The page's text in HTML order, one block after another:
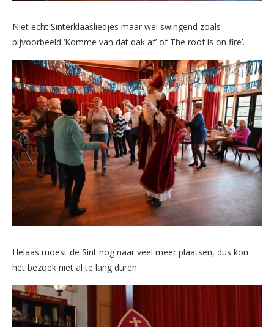
Niet echt Sinterklaasliedjes maar wel swingend zoals
bijvoorbeeld ‘Komme van dat dak af’ of The roof is on fire’.
Helaas moest de Sint nog naar veel meer plaatsen, dus kon
het bezoek niet al te lang duren.